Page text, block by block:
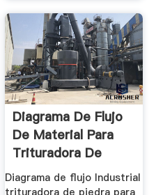
Diagrama De Flujo
De Material Para
Trituradora De
Mineral ...
Diagrama de flujo Industrial
trituradora de piedra para